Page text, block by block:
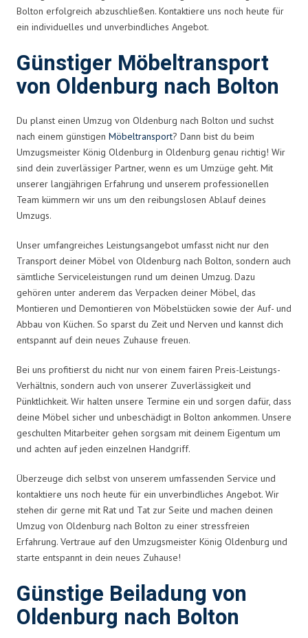
Bolton erfolgreich abzuschließen. Kontaktiere uns noch heute für
ein individuelles und unverbindliches Angebot.
Günstiger Möbeltransport
von Oldenburg nach Bolton
Du planst einen Umzug von Oldenburg nach Bolton und suchst
nach einem günstigen Möbeltransport? Dann bist du beim
Umzugsmeister König Oldenburg in Oldenburg genau richtig! Wir
sind dein zuverlässiger Partner, wenn es um Umzüge geht. Mit
unserer langjährigen Erfahrung und unserem professionellen
Team kümmern wir uns um den reibungslosen Ablauf deines
Umzugs.
Unser umfangreiches Leistungsangebot umfasst nicht nur den
Transport deiner Möbel von Oldenburg nach Bolton, sondern auch
sämtliche Serviceleistungen rund um deinen Umzug. Dazu
gehören unter anderem das Verpacken deiner Möbel, das
Montieren und Demontieren von Möbelstücken sowie der Auf- und
Abbau von Küchen. So sparst du Zeit und Nerven und kannst dich
entspannt auf dein neues Zuhause freuen.
Bei uns profitierst du nicht nur von einem fairen Preis-Leistungs-
Verhältnis, sondern auch von unserer Zuverlässigkeit und
Pünktlichkeit. Wir halten unsere Termine ein und sorgen dafür, dass
deine Möbel sicher und unbeschädigt in Bolton ankommen. Unsere
geschulten Mitarbeiter gehen sorgsam mit deinem Eigentum um
und achten auf jeden einzelnen Handgriff.
Überzeuge dich selbst von unserem umfassenden Service und
kontaktiere uns noch heute für ein unverbindliches Angebot. Wir
stehen dir gerne mit Rat und Tat zur Seite und machen deinen
Umzug von Oldenburg nach Bolton zu einer stressfreien
Erfahrung. Vertraue auf den Umzugsmeister König Oldenburg und
starte entspannt in dein neues Zuhause!
Günstige Beiladung von
Oldenburg nach Bolton